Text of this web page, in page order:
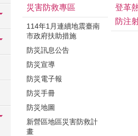
災害防救專區
114年1月連續地震臺南
市政府扶助措施
防災訊息公告
防災宣導
防災電子報
防災手冊
防災地圖
新營區地區災害防救計
畫
登革
防注